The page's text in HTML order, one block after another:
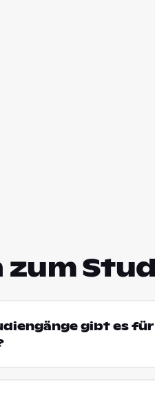
zum
gibt es